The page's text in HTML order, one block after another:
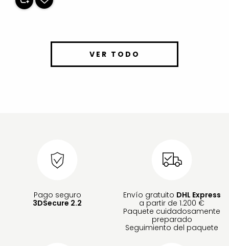
VER TODO
Pago seguro
3DSecure 2.2
Envío gratuito DHL Express
a partir de 1.200 €
Paquete cuidadosamente
preparado
Seguimiento del paquete